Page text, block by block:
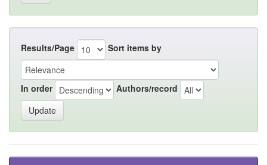
Results/Page Sort items by
In order Authors/record